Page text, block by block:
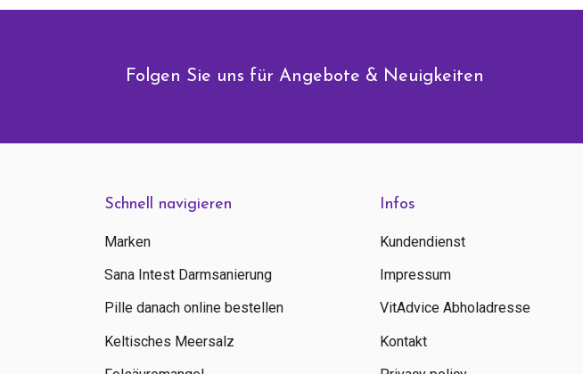
Folgen Sie uns für Angebote & Neuigkeiten
Schnell navigieren
Marken
Sana Intest Darmsanierung
Pille danach online bestellen
Keltisches Meersalz
Infos
Kundendienst
Impressum
VitAdvice Abholadresse
Kontakt